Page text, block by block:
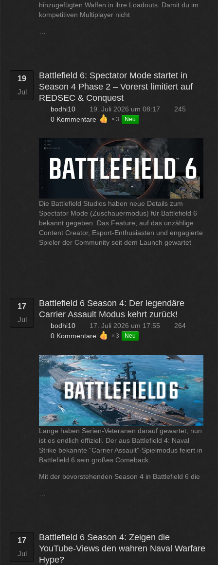
hinzugefügten Waffen in ihre Loadouts. Damit du im
kompetitiven Multiplayer nicht
19
Jul
Battlefield 6: Spectator Mode startet in
Season 4 Phase 2 – Vorerst limitiert auf
REDSEC & Conquest
bodhi10 19. Juli 2026 um 08:17
245
0 Kommentare
3 Neu
Die Battlefield Studios haben neue Details zum
Spectator Mode (Zuschauermodus) für Battlefield 6
bekannt gegeben. Das Feature, auf das unzählige
Content Creator, Esport-Enthusiasten und engagierte
Spieler der Community seit dem Launch gewartet
…
17
Jul
Battlefield 6 Season 4: Der legendäre
Carrier Assault Modus kehrt zurück!
bodhi10 17. Juli 2026 um 17:55
264
0 Kommentare
3 Neu
Lange haben Serien-Veteranen darauf gewartet, nun
ist es endlich offiziell. Der aus Battlefield 4: Naval
Strike bekannte “Carrier Assault”-Spielmodus feiert in
Battlefield 6 sein großes Comeback.
Mit der bevorstehenden Season 4 in Battlefield 6 die
17
Jul
Battlefield 6 Season 4: Zeigen die
YouTube-Views den wahren Naval Warfare
Hype?